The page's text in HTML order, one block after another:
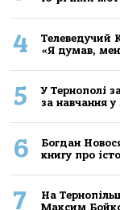
4
Телеведучий
«Я думав,
5
У Тернополі
за навчання
6
Богдан
книгу про
7
На
Максим